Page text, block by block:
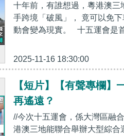
十年前，有誰想過，粵港澳
手跨境「破風」， 竟可以免
動會變為現實。 十五運會是
2025-11-16 18:30:00
【短片】【有聲專欄
再遙遠？
//今次十五運會，係大灣區融
港澳三地能聯合舉辦大型綜